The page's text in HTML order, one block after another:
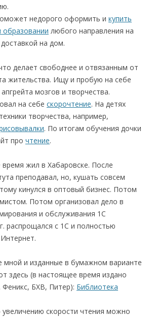
недорого оформить и купить
любого направления на
на дом.
делает свободнее и отвязанным от
жительства. Ищу и пробую на себе
мозгов и творчества.
на себе скорочтение. На детях
творчества, например,
. По итогам обучения дочки
про чтение.
время жил в Хабаровске. После
преподавал, но, кушать совсем
кинулся в оптовый бизнес. Потом
Потом организовал дело в
и обслуживания 1С
распрощался с 1С и полностью
мной и изданные в бумажном варианте
здесь (в настоящее время издано
Феникс, БХВ, Питер): Библиотека
увеличению скорости чтения можно